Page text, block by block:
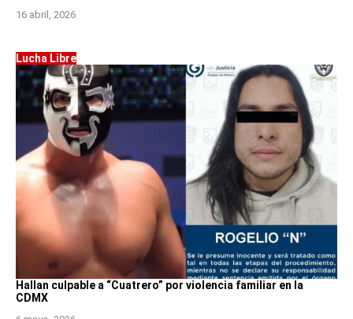
16 abril, 2026
Lucha Libre
Hallan culpable a “Cuatrero” por violencia familiar en la
CDMX